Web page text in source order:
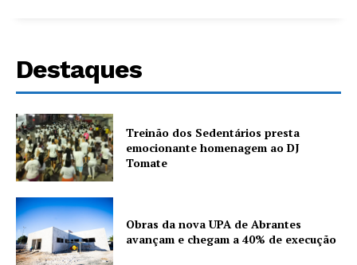
Destaques
Treinão dos Sedentários presta
emocionante homenagem ao DJ
Tomate
Obras da nova UPA de Abrantes
avançam e chegam a 40% de execução